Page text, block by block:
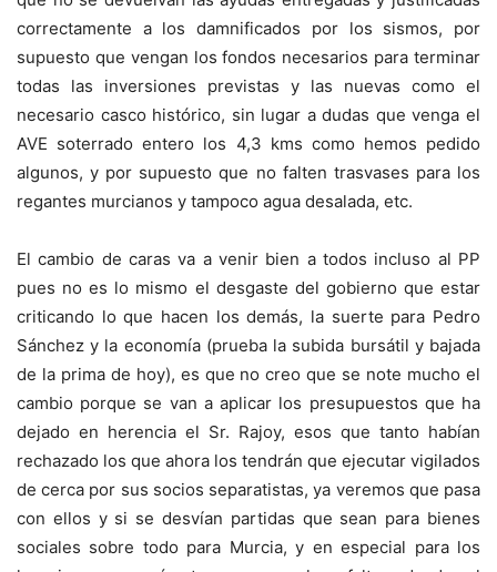
correctamente a los damnificados por los sismos, por
supuesto que vengan los fondos necesarios para terminar
todas las inversiones previstas y las nuevas como el
necesario casco histórico, sin lugar a dudas que venga el
AVE soterrado entero los 4,3 kms como hemos pedido
algunos, y por supuesto que no falten trasvases para los
regantes murcianos y tampoco agua desalada, etc.
El cambio de caras va a venir bien a todos incluso al PP
pues no es lo mismo el desgaste del gobierno que estar
criticando lo que hacen los demás, la suerte para Pedro
Sánchez y la economía (prueba la subida bursátil y bajada
de la prima de hoy), es que no creo que se note mucho el
cambio porque se van a aplicar los presupuestos que ha
dejado en herencia el Sr. Rajoy, esos que tanto habían
rechazado los que ahora los tendrán que ejecutar vigilados
de cerca por sus socios separatistas, ya veremos que pasa
con ellos y si se desvían partidas que sean para bienes
sociales sobre todo para Murcia, y en especial para los